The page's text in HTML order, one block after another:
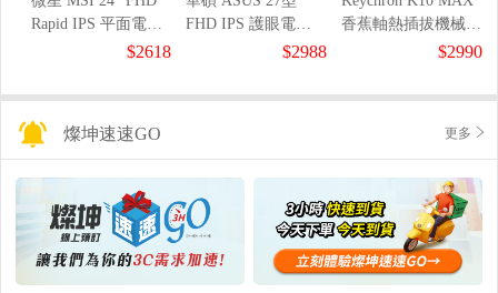
Rapid IPS 平面電競
$2618
FHD IPS 護眼電競
$2988
香蕉軸熱插拔機械鍵
$2990
燦坤速速GO 更多